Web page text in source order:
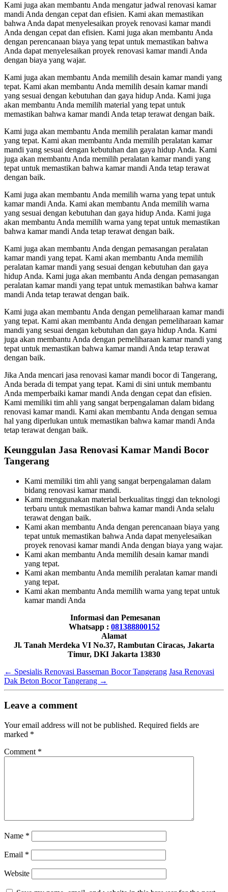
Kami juga akan membantu Anda mengatur jadwal renovasi kamar
mandi Anda dengan cepat dan efisien. Kami akan memastikan
bahwa Anda dapat menyelesaikan proyek renovasi kamar mandi
Anda dengan cepat dan efisien. Kami juga akan membantu Anda
dengan perencanaan biaya yang tepat untuk memastikan bahwa
Anda dapat menyelesaikan proyek renovasi kamar mandi Anda
dengan biaya yang wajar.
Kami juga akan membantu Anda memilih desain kamar mandi yang
tepat. Kami akan membantu Anda memilih desain kamar mandi
yang sesuai dengan kebutuhan dan gaya hidup Anda. Kami juga
akan membantu Anda memilih material yang tepat untuk
memastikan bahwa kamar mandi Anda tetap terawat dengan baik.
Kami juga akan membantu Anda memilih peralatan kamar mandi
yang tepat. Kami akan membantu Anda memilih peralatan kamar
mandi yang sesuai dengan kebutuhan dan gaya hidup Anda. Kami
juga akan membantu Anda memilih peralatan kamar mandi yang
tepat untuk memastikan bahwa kamar mandi Anda tetap terawat
dengan baik.
Kami juga akan membantu Anda memilih warna yang tepat untuk
kamar mandi Anda. Kami akan membantu Anda memilih warna
yang sesuai dengan kebutuhan dan gaya hidup Anda. Kami juga
akan membantu Anda memilih warna yang tepat untuk memastikan
bahwa kamar mandi Anda tetap terawat dengan baik.
Kami juga akan membantu Anda dengan pemasangan peralatan
kamar mandi yang tepat. Kami akan membantu Anda memilih
peralatan kamar mandi yang sesuai dengan kebutuhan dan gaya
hidup Anda. Kami juga akan membantu Anda dengan pemasangan
peralatan kamar mandi yang tepat untuk memastikan bahwa kamar
mandi Anda tetap terawat dengan baik.
Kami juga akan membantu Anda dengan pemeliharaan kamar mandi
yang tepat. Kami akan membantu Anda dengan pemeliharaan kamar
mandi yang sesuai dengan kebutuhan dan gaya hidup Anda. Kami
juga akan membantu Anda dengan pemeliharaan kamar mandi yang
tepat untuk memastikan bahwa kamar mandi Anda tetap terawat
dengan baik.
Jika Anda mencari jasa renovasi kamar mandi bocor di Tangerang,
Anda berada di tempat yang tepat. Kami di sini untuk membantu
Anda memperbaiki kamar mandi Anda dengan cepat dan efisien.
Kami memiliki tim ahli yang sangat berpengalaman dalam bidang
renovasi kamar mandi. Kami akan membantu Anda dengan semua
hal yang diperlukan untuk memastikan bahwa kamar mandi Anda
tetap terawat dengan baik.
Keunggulan Jasa Renovasi Kamar Mandi Bocor
Tangerang
Kami memiliki tim ahli yang sangat berpengalaman dalam
bidang renovasi kamar mandi.
Kami menggunakan material berkualitas tinggi dan teknologi
terbaru untuk memastikan bahwa kamar mandi Anda selalu
terawat dengan baik.
Kami akan membantu Anda dengan perencanaan biaya yang
tepat untuk memastikan bahwa Anda dapat menyelesaikan
proyek renovasi kamar mandi Anda dengan biaya yang wajar.
Kami akan membantu Anda memilih desain kamar mandi
yang tepat.
Kami akan membantu Anda memilih peralatan kamar mandi
yang tepat.
Kami akan membantu Anda memilih warna yang tepat untuk
kamar mandi Anda
Informasi dan Pemesanan
Whatsapp : 081388800152
Alamat
Jl. Tanah Merdeka VI No.37, Rambutan Ciracas, Jakarta
Timur, DKI Jakarta 13830
← Spesialis Renovasi Basseman Bocor Tangerang Jasa Renovasi
Dak Beton Bocor Tangerang →
Leave a comment
Your email address will not be published. Required fields are
marked *
Comment *
Name *
Email *
Website